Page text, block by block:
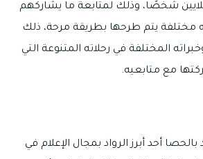
شخصًا، وذلك لمتابعة ما يشاركهم
مختلفة يتم طرحها بطريقة مرحة، ذلك
المختلفة في رحلاته المتنوعة التي
مع متابعيه.
أحد أبرز الرواد بمجال الإعلام في